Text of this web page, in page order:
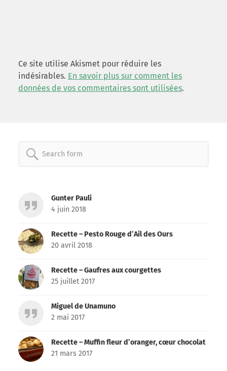
Ce site utilise Akismet pour réduire les
indésirables. En savoir plus sur comment les
données de vos commentaires sont utilisées.
Search
Gunter Pauli
4 juin 2018
Recette – Pesto Rouge d’Ail des Ours
20 avril 2018
Recette – Gaufres aux courgettes
25 juillet 2017
Miguel de Unamuno
2 mai 2017
Recette – Muffin fleur d’oranger, cœur chocolat
21 mars 2017